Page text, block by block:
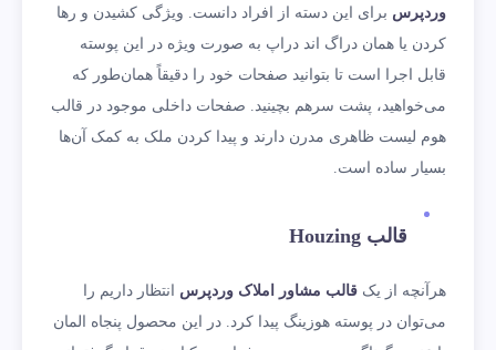
وردپرس برای این دسته از افراد دانست. ویژگی کشیدن و رها
کردن یا همان دراگ اند دراپ به صورت ویژه در این پوسته
قابل اجرا است تا بتوانید صفحات خود را دقیقاً همان‌طور که
می‌خواهید، پشت سرهم بچینید. صفحات داخلی موجود در قالب
هوم لیست ظاهری مدرن دارند و پیدا کردن ملک به کمک آن‌ها
بسیار ساده است.
قالب Houzing
هرآنچه از یک قالب مشاور املاک وردپرس انتظار داریم را
می‌توان در پوسته هوزینگ پیدا کرد. در این محصول پنجاه المان